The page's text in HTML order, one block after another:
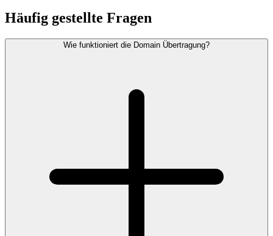
Häufig gestellte Fragen
Wie funktioniert die Domain Übertragung?